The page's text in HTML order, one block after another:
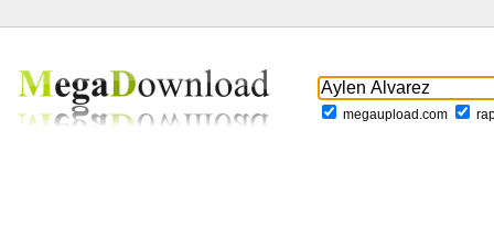
megaupload.com